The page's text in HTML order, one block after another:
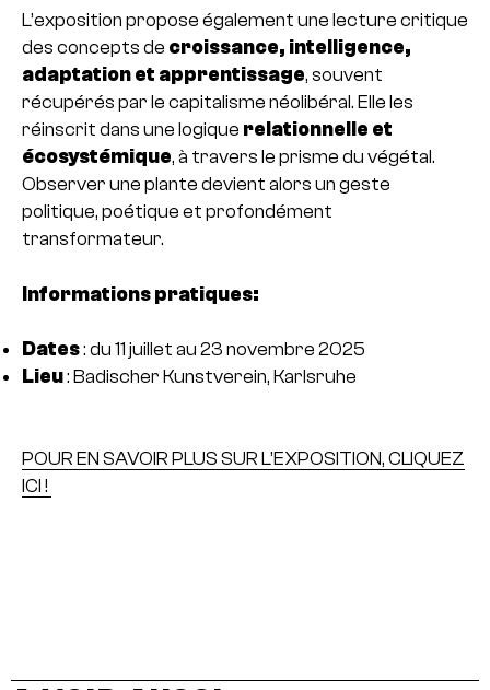
L’exposition propose également une lecture critique
des concepts de croissance, intelligence,
adaptation et apprentissage, souvent
récupérés par le capitalisme néolibéral. Elle les
réinscrit dans une logique relationnelle et
écosystémique, à travers le prisme du végétal.
Observer une plante devient alors un geste
politique, poétique et profondément
transformateur.
Informations pratiques:
Dates: du 11 juillet au 23 novembre 2025
Lieu: Badischer Kunstverein, Karlsruhe
POUR EN SAVOIR PLUS SUR L’EXPOSITION, CLIQUEZ
ICI !